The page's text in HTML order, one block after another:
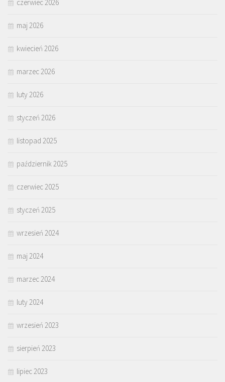
czerwiec 2026
maj 2026
kwiecień 2026
marzec 2026
luty 2026
styczeń 2026
listopad 2025
październik 2025
czerwiec 2025
styczeń 2025
wrzesień 2024
maj 2024
marzec 2024
luty 2024
wrzesień 2023
sierpień 2023
lipiec 2023